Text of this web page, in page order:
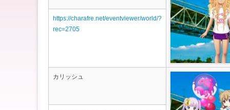
https://charafre.net/eventviewer/world/?
rec=2705
カリッシュ